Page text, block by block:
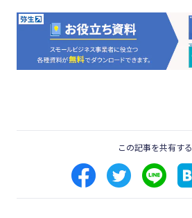
この記事を共有する